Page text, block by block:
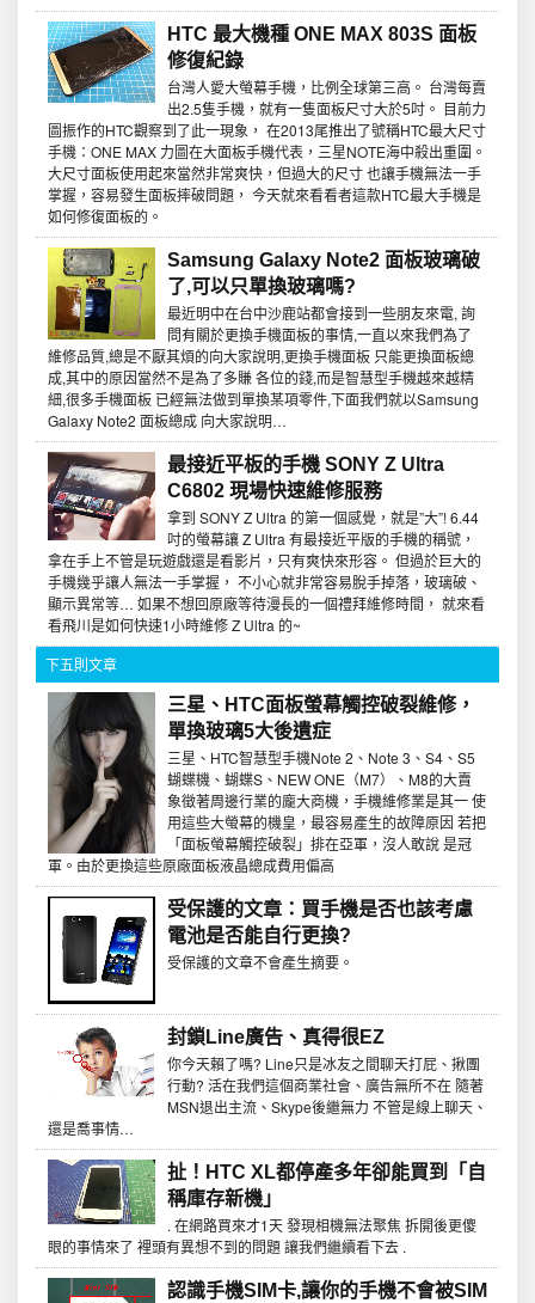
HTC 最大機種 ONE MAX 803S 面板
修復紀錄
台灣人愛大螢幕手機，比例全球第三高。 台灣每賣
出2.5隻手機，就有一隻面板尺寸大於5吋。 目前力
圖振作的HTC觀察到了此一現象， 在2013尾推出了號稱HTC最大尺寸
手機：ONE MAX 力圖在大面板手機代表，三星NOTE海中殺出重圍。
大尺寸面板使用起來當然非常爽快，但過大的尺寸 也讓手機無法一手
掌握，容易發生面板摔破問題， 今天就來看看者這款HTC最大手機是
如何修復面板的。
Samsung Galaxy Note2 面板玻璃破
了,可以只單換玻璃嗎?
最近明中在台中沙鹿站都會接到一些朋友來電, 詢
問有關於更換手機面板的事情,一直以來我們為了
維修品質,總是不厭其煩的向大家說明,更換手機面板 只能更換面板總
成,其中的原因當然不是為了多賺 各位的錢,而是智慧型手機越來越精
細,很多手機面板 已經無法做到單換某項零件,下面我們就以Samsung
Galaxy Note2 面板總成 向大家說明…
最接近平板的手機 SONY Z Ultra
C6802 現場快速維修服務
拿到 SONY Z Ultra 的第一個感覺，就是”大”! 6.44
吋的螢幕讓 Z Ultra 有最接近平版的手機的稱號，
拿在手上不管是玩遊戲還是看影片，只有爽快來形容。 但過於巨大的
手機幾乎讓人無法一手掌握， 不小心就非常容易脫手掉落，玻璃破、
顯示異常等… 如果不想回原廠等待漫長的一個禮拜維修時間， 就來看
看飛川是如何快速1小時維修 Z Ultra 的~
下五則文章
三星、HTC面板螢幕觸控破裂維修，
單換玻璃5大後遺症
三星、HTC智慧型手機Note 2、Note 3、S4、S5
蝴蝶機、蝴蝶S、NEW ONE（M7）、M8的大賣
象徵著周邊行業的龐大商機，手機維修業是其一 使
用這些大螢幕的機皇，最容易產生的故障原因 若把
「面板螢幕觸控破裂」排在亞軍，沒人敢說 是冠
軍。由於更換這些原廠面板液晶總成費用偏高
受保護的文章：買手機是否也該考慮
電池是否能自行更換?
受保護的文章不會產生摘要。
封鎖Line廣告、真得很EZ
你今天賴了嗎? Line只是冰友之間聊天打屁、揪團
行動? 活在我們這個商業社會、廣告無所不在 隨著
MSN退出主流、Skype後繼無力 不管是線上聊天、
還是喬事情…
扯！HTC XL都停產多年卻能買到「自
稱庫存新機」
. 在網路買來才1天 發現相機無法聚焦 拆開後更傻
眼的事情來了 裡頭有異想不到的問題 讓我們繼續看下去 .
認識手機SIM卡,讓你的手機不會被SIM